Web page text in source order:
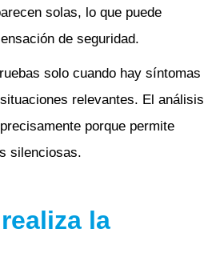
solas, lo que puede
de seguridad.
solo cuando hay síntomas
relevantes. El análisis
porque permite
silenciosas.
la